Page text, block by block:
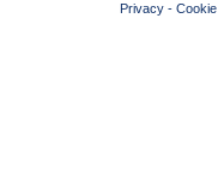
Privacy - Cookie